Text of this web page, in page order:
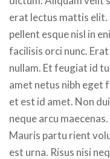
erat lectus mattis elit.
pellent esque nisl in
facilisis orci nunc.
nullam. Et feugiat id
amet netus nibh eget
et est id amet. Non
neque arcu
Mauris partu rient
est urna. Risus nisi